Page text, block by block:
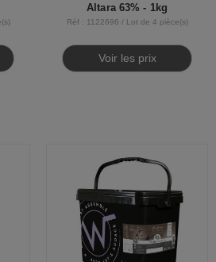
Altara 63% - 1kg
Réf : 1122696 / Lot de 4 pièce(s)
Voir les prix